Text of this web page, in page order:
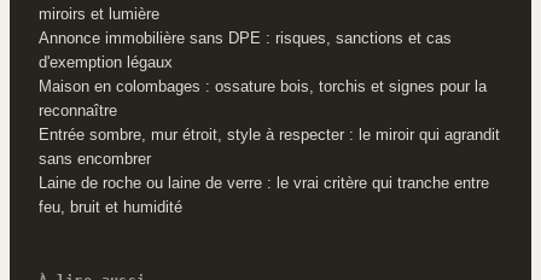
miroirs et lumière
Annonce immobilière sans DPE : risques, sanctions et cas
d'exemption légaux
Maison en colombages : ossature bois, torchis et signes pour la
reconnaître
Entrée sombre, mur étroit, style à respecter : le miroir qui agrandit
sans encombrer
Laine de roche ou laine de verre : le vrai critère qui tranche entre
feu, bruit et humidité